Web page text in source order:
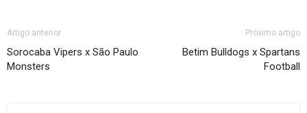
Artigo anterior
Sorocaba Vipers x São Paulo
Monsters
Próximo artigo
Betim Bulldogs x Spartans
Football